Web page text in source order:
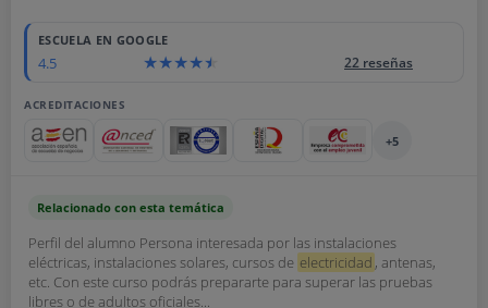
ESCUELA EN GOOGLE
4.5 22 reseñas
ACREDITACIONES
+5
Relacionado con esta temática
Perfil del alumno Persona interesada por las instalaciones
eléctricas, instalaciones solares, cursos de electricidad , antenas,
etc. Con este curso podrás prepararte para superar las pruebas
libres o de adultos oficiales...